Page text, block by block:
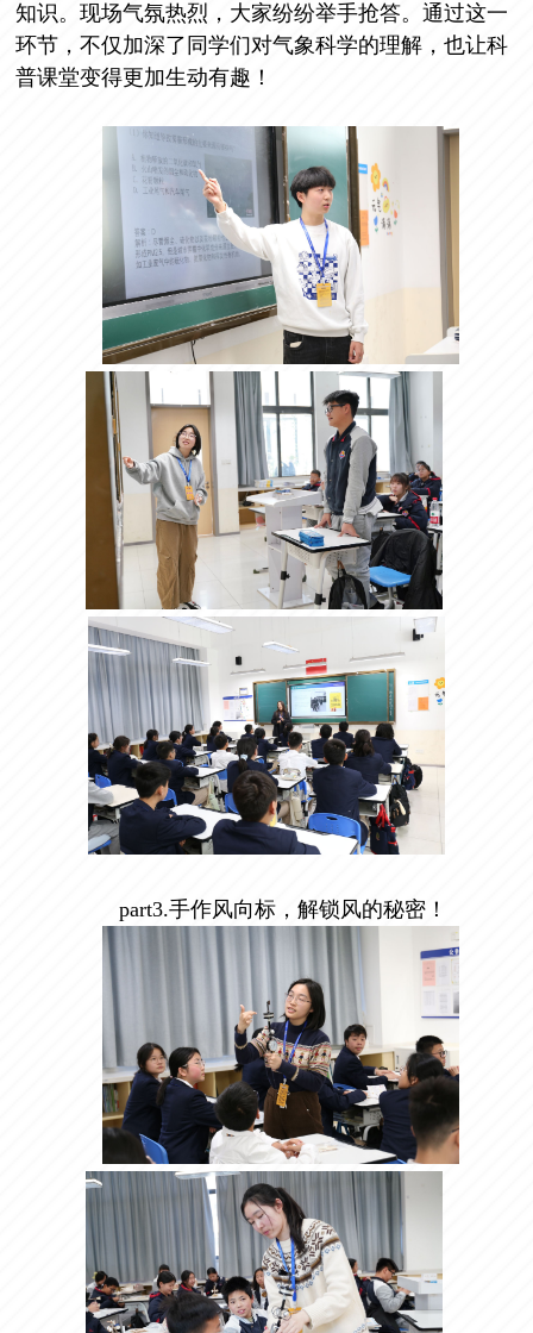
知识。现场气氛热烈，大家纷纷举手抢答。通过这一
环节，不仅加深了同学们对气象科学的理解，也让科
普课堂变得更加生动有趣！
part3.手作风向标，解锁风的秘密！